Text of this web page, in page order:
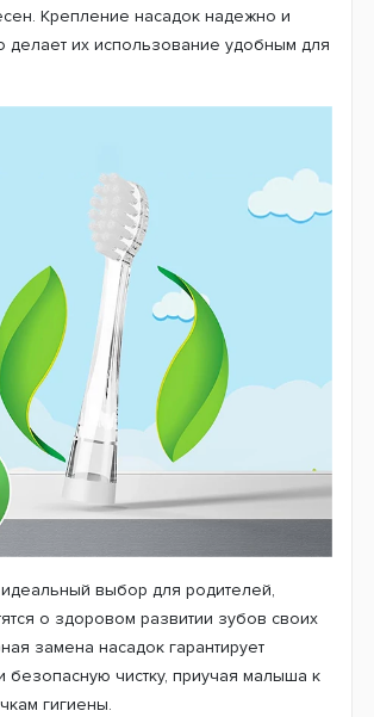
Крепление насадок надежно и
делает их использование удобным для
выбор для родителей,
о здоровом развитии зубов своих
замена насадок гарантирует
безопасную чистку, приучая малыша к
гигиены.